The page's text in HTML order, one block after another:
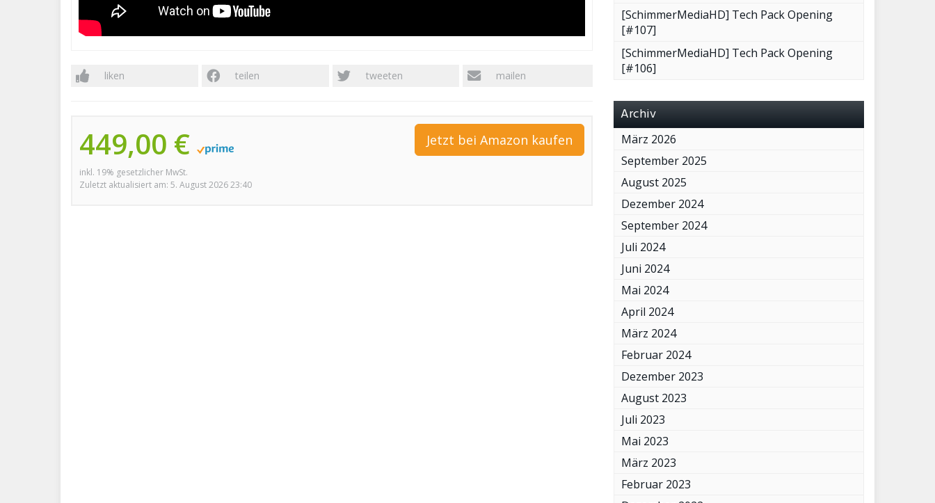
liken teilen tweeten mailen
449,00 €
inkl. 19% gesetzlicher MwSt.
Zuletzt aktualisiert am: 5. August 2026 23:40
Jetzt bei Amazon kaufen
[SchimmerMediaHD] Tech Pack Opening
[#107]
[SchimmerMediaHD] Tech Pack Opening
[#106]
Archiv
März 2026
September 2025
August 2025
Dezember 2024
September 2024
Juli 2024
Juni 2024
Mai 2024
April 2024
März 2024
Februar 2024
Dezember 2023
August 2023
Juli 2023
Mai 2023
März 2023
Februar 2023